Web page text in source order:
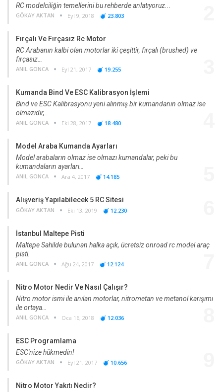
RC modelciliğin temellerini bu rehberde anlatıyoruz...
GÖKAY AKTAN Eyl 9, 2018 23.803
Fırçalı Ve Fırçasız Rc Motor
RC Arabanın kalbi olan motorlar iki çeşittir, fırçalı (brushed) ve
fırçasız…
ANIL GONCA Eyl 21, 2017 19.255
Kumanda Bind Ve ESC Kalibrasyon İşlemi
Bind ve ESC Kalibrasyonu yeni alınmış bir kumandanın olmaz ise
olmazıdır,…
ANIL GONCA Eki 28, 2017 18.480
Model Araba Kumanda Ayarları
Model arabaların olmaz ise olmazı kumandalar, peki bu
kumandaların ayarları…
ANIL GONCA Ara 4, 2017 14.185
Alışveriş Yapılabilecek 5 RC Sitesi
GÖKAY AKTAN Eki 13, 2019 12.230
İstanbul Maltepe Pisti
Maltepe Sahilde bulunan halka açık, ücretsiz onroad rc model araç
pisti.
ANIL GONCA Ağu 24, 2017 12.124
Nitro Motor Nedir Ve Nasıl Çalışır?
Nitro motor ismi ile anılan motorlar, nitrometan ve metanol karışımı
ile ortaya…
ANIL GONCA Oca 16, 2018 12.036
ESC Programlama
ESC'nize hükmedin!
GÖKAY AKTAN Eyl 21, 2017 10.656
Nitro Motor Yakıtı Nedir?